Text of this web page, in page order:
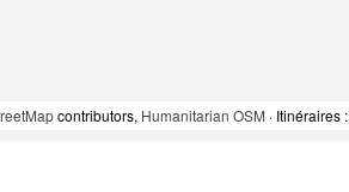
contributors, Humanitarian OSM · Itinéraires :